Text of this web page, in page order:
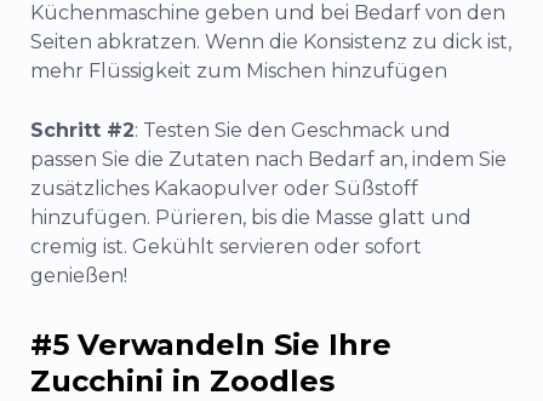
Küchenmaschine geben und bei Bedarf von den
Seiten abkratzen. Wenn die Konsistenz zu dick ist,
mehr Flüssigkeit zum Mischen hinzufügen
Schritt #2: Testen Sie den Geschmack und
passen Sie die Zutaten nach Bedarf an, indem Sie
zusätzliches Kakaopulver oder Süßstoff
hinzufügen. Pürieren, bis die Masse glatt und
cremig ist. Gekühlt servieren oder sofort
genießen!
#5 Verwandeln Sie Ihre
Zucchini in Zoodles